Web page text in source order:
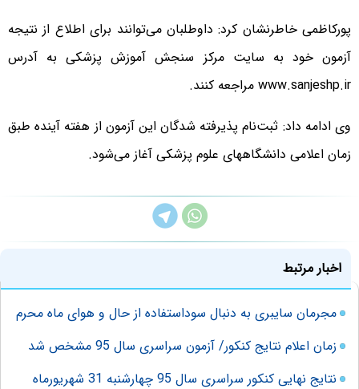
پورکاظمی خاطرنشان کرد: داوطلبان می‌توانند برای اطلاع از نتیجه
آزمون خود به سایت مرکز سنجش آموزش پزشکی به آدرس
www.sanjeshp.ir مراجعه کنند.
وی ادامه داد: ثبت‌نام پذیرفته شدگان این آزمون از هفته آینده طبق
زمان اعلامی دانشگاههای علوم پزشکی آغاز می‌شود.
اخبار مرتبط
مجرمان سایبری به دنبال سوداستفاده از حال و هوای ماه محرم
زمان اعلام نتایج کنکور/ آزمون سراسری سال 95 مشخص شد
نتایج نهایی کنکور سراسری سال 95 چهارشنبه 31 شهریورماه